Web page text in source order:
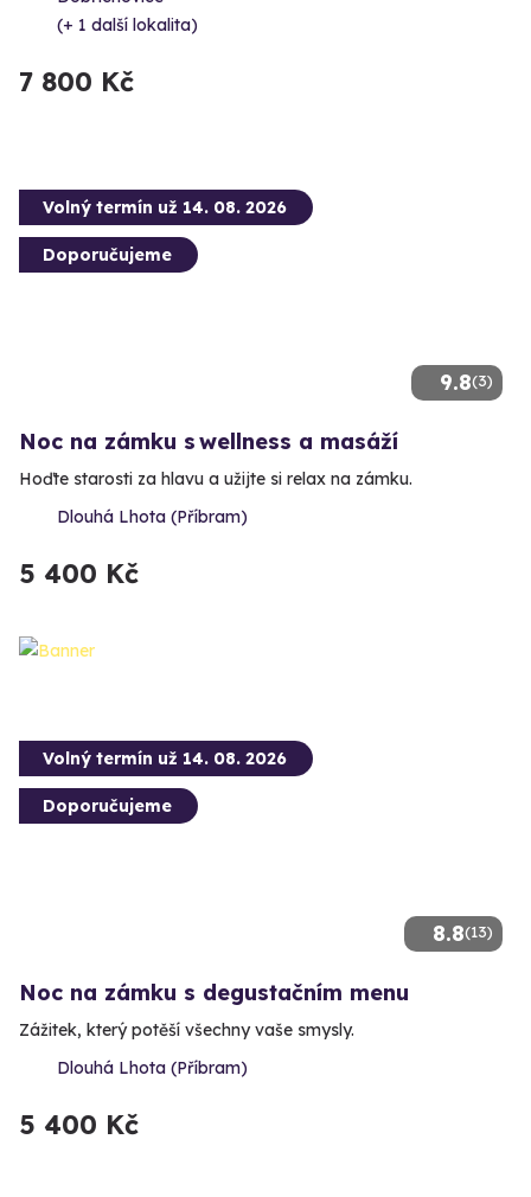
(+ 1 další lokalita)
7 800 Kč
9.8(3)
Volný termín už 14. 08. 2026
Doporučujeme
Noc na zámku s wellness a masáží
Hoďte starosti za hlavu a užijte si relax na zámku.
Dlouhá Lhota (Příbram)
5 400 Kč
8.8(13)
Volný termín už 14. 08. 2026
Doporučujeme
Noc na zámku s degustačním menu
Zážitek, který potěší všechny vaše smysly.
Dlouhá Lhota (Příbram)
5 400 Kč